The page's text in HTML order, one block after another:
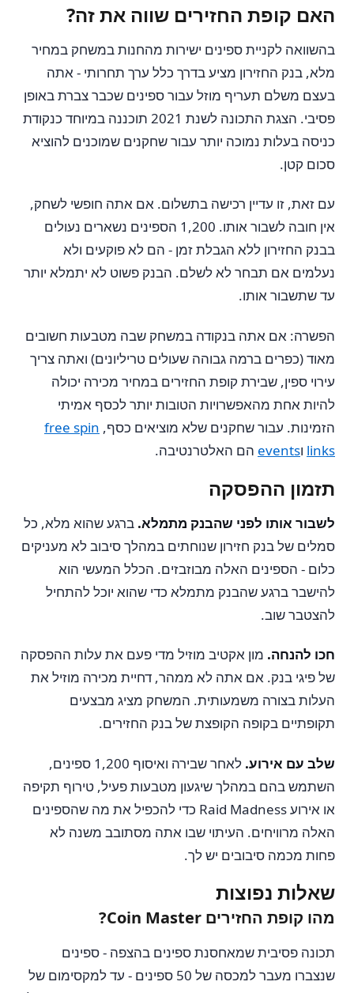
האם קופת החזירים שווה את זה?
בהשוואה לקניית ספינים ישירות מהחנות במשחק במחיר
מלא, בנק החזירון מציע בדרך כלל ערך תחרותי - אתה
בעצם משלם תעריף מוזל עבור ספינים שכבר צברת באופן
פסיבי. הצגת התכונה לשנת 2021 תוכננה במיוחד כנקודת
כניסה בעלות נמוכה יותר עבור שחקנים שמוכנים להוציא
סכום קטן.
עם זאת, זו עדיין רכישה בתשלום. אם אתה חופשי לשחק,
אין חובה לשבור אותו. 1,200 הספינים נשארים נעולים
בבנק החזירון ללא הגבלת זמן - הם לא פוקעים ולא
נעלמים אם תבחר לא לשלם. הבנק פשוט לא יתמלא יותר
עד שתשבור אותו.
הפשרה: אם אתה בנקודה במשחק שבה מטבעות חשובים
מאוד (כפרים ברמה גבוהה שעולים טריליונים) ואתה צריך
עירוי ספין, שבירת קופת החזירים במחיר מכירה יכולה
להיות אחת מהאפשרויות הטובות יותר לכסף אמיתי
הזמינות. עבור שחקנים שלא מוציאים כסף, free spin
links וevents הם האלטרנטיבה.
תזמון ההפסקה
לשבור אותו לפני שהבנק מתמלא. ברגע שהוא מלא, כל
סמלים של בנק חזירון שנוחתים במהלך סיבוב לא מעניקים
כלום - הספינים האלה מבוזבזים. הכלל המעשי הוא
להישבר ברגע שהבנק מתמלא כדי שהוא יוכל להתחיל
להצטבר שוב.
חכו להנחה. מון אקטיב מוזיל מדי פעם את עלות ההפסקה
של פיגי בנק. אם אתה לא ממהר, דחיית מכירה מוזיל את
העלות בצורה משמעותית. המשחק מציג מבצעים
תקופתיים בקופה הקופצת של בנק החזירים.
שלב עם אירוע.
לאחר שבירה ואיסוף 1,200 ספינים,
השתמש בהם במהלך שיגעון מטבעות פעיל, טירוף תקיפה
או אירוע Raid Madness כדי להכפיל את מה שהספינים
האלה מרוויחים. העיתוי שבו אתה מסתובב משנה לא
פחות מכמה סיבובים יש לך.
שאלות נפוצות
מהו קופת החזירים Coin Master?
תכונה פסיבית שמאחסנת ספינים בהצפה - ספינים
שנצברו מעבר למכסה של 50 ספינים - עד למקסימום של